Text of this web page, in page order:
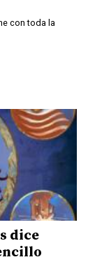
con toda la
dice